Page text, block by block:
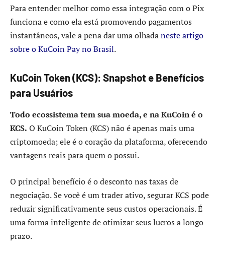
Para entender melhor como essa integração com o Pix
funciona e como ela está promovendo pagamentos
instantâneos, vale a pena dar uma olhadaneste artigo
sobre o KuCoin Pay no Brasil.
KuCoin Token (KCS): Snapshot e Benefícios
para Usuários
Todo ecossistema tem sua moeda, e na KuCoin é o
KCS. O KuCoin Token (KCS) não é apenas mais uma
criptomoeda; ele é o coração da plataforma, oferecendo
vantagens reais para quem o possui.
O principal benefício é o desconto nas taxas de
negociação. Se você é um trader ativo, segurar KCS pode
reduzir significativamente seus custos operacionais. É
uma forma inteligente de otimizar seus lucros a longo
prazo.